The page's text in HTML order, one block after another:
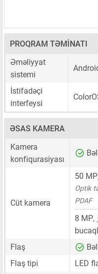
PROQRAM TƏMINATI
Əməliyyat
sistemi
İstifadəçi
interfeysi
ƏSAS KAMERA
Kamera
konfiqurasiyası
Cüt kamera
50 MP
Optik
PDAF
8 MP,
Flaş
Flaş tipi
LED